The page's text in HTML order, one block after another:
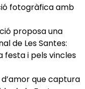
fotogràfica amb
proposa una
de Les Santes:
festa i pels vincles
que captura